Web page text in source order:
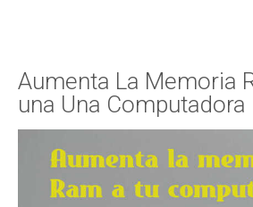
Aumenta La Memoria
una Una Computadora